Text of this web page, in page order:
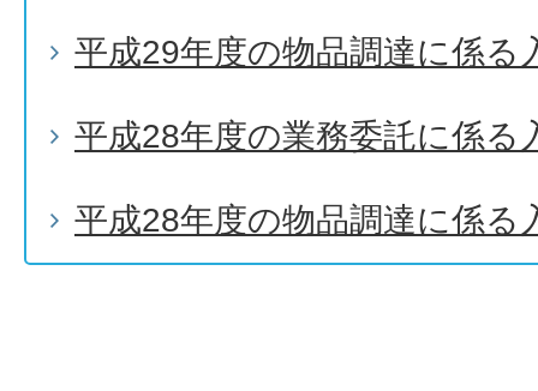
平成29年度の物品調達に係る
平成28年度の業務委託に係る
平成28年度の物品調達に係る